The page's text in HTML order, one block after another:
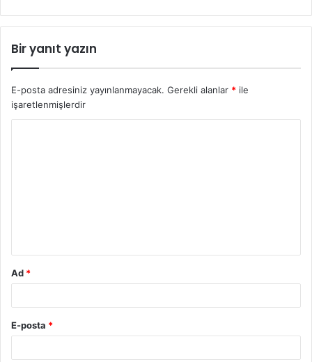
Bir yanıt yazın
E-posta adresiniz yayınlanmayacak. Gerekli alanlar * ile
işaretlenmişlerdir
Ad *
E-posta *